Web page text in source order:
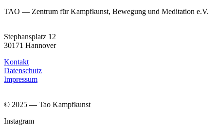
TAO — Zentrum für Kampfkunst, Bewegung und Meditation e.V.
Stephansplatz 12
30171 Hannover
Kontakt
Datenschutz
Impressum
© 2025 — Tao Kampfkunst
Instagram